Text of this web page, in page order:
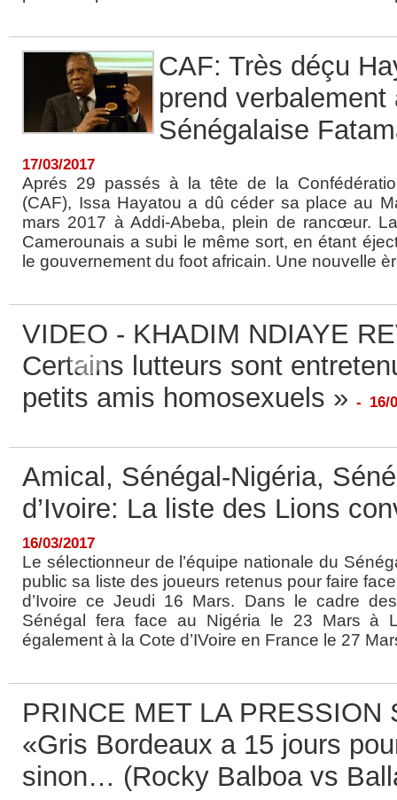
CAF: Très déçu
prend verbalement
Sénégalaise
17/03/2017
Aprés 29 passés à la tête de la
(CAF), Issa Hayatou a dû céder sa place au
mars 2017 à Addi-Abeba, plein de rancœur.
Camerounais a subi le même sort, en étant
le gouvernement du foot africain. Une nouvelle
VIDEO - KHADIM NDIAYE
Certains lutteurs sont
petits amis homosexuels » - 16/
Amical, Sénégal-Nigéria,
d’Ivoire: La liste des Lions
16/03/2017
Le sélectionneur de l’équipe nationale du
public sa liste des joueurs retenus pour faire
d’Ivoire ce Jeudi 16 Mars. Dans le cadre
Sénégal fera face au Nigéria le 23 Mars à
également à la Cote d’IVoire en France le 27
PRINCE MET LA PRESSION
«Gris Bordeaux a 15 jours
sinon… (Rocky Balboa vs